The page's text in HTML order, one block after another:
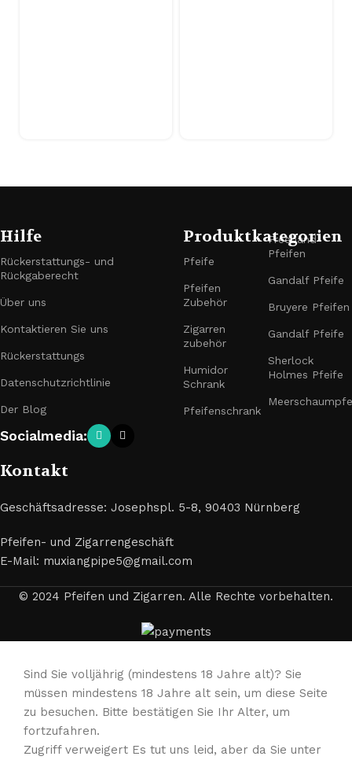
Hilfe
Rückerstattungs- und
Rückgaberecht
Über uns
Kontaktieren Sie uns
Rückerstattungs
Datenschutzrichtlinie
Der Blog
Produktkategorien
Pfeife
Pfeifen
Zubehör
Zigarren
zubehör
Humidor
Schrank
Pfeifenschrank
Freehand-
Pfeifen
Gandalf Pfeife
Bruyere Pfeifen
Gandalf Pfeife
Sherlock
Holmes Pfeife
Socialmedia:
Kontakt
Geschäftsadresse: Josephspl. 5-8, 90403 Nürnberg
Pfeifen- und Zigarrengeschäft
E-Mail: muxiangpipe5@gmail.com
© 2024 Pfeifen und Zigarren. Alle Rechte vorbehalten.
Sind Sie volljährig (mindestens 18 Jahre alt)? Sie
müssen mindestens 18 Jahre alt sein, um diese Seite
zu besuchen. Bitte bestätigen Sie Ihr Alter, um
fortzufahren.
Zugriff verweigert Es tut uns leid, aber da Sie unter